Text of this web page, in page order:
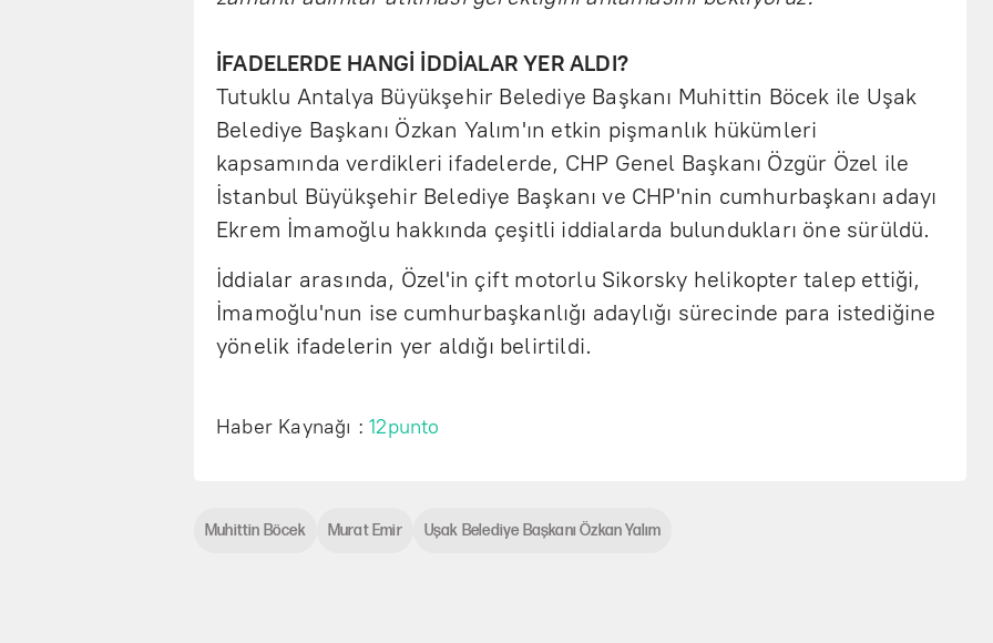
İFADELERDE HANGİ İDDİALAR YER ALDI?
Tutuklu Antalya Büyükşehir Belediye Başkanı Muhittin Böcek ile Uşak
Belediye Başkanı Özkan Yalım'ın etkin pişmanlık hükümleri
kapsamında verdikleri ifadelerde, CHP Genel Başkanı Özgür Özel ile
İstanbul Büyükşehir Belediye Başkanı ve CHP'nin cumhurbaşkanı adayı
Ekrem İmamoğlu hakkında çeşitli iddialarda bulundukları öne sürüldü.
İddialar arasında, Özel'in çift motorlu Sikorsky helikopter talep ettiği,
İmamoğlu'nun ise cumhurbaşkanlığı adaylığı sürecinde para istediğine
yönelik ifadelerin yer aldığı belirtildi.
Haber Kaynağı :12punto
Muhittin Böcek Murat Emir Uşak Belediye Başkanı Özkan Yalım